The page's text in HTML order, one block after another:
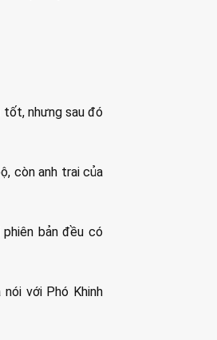
tốt, nhưng sau đó
còn anh trai của
bản đều có
với Phó Khinh